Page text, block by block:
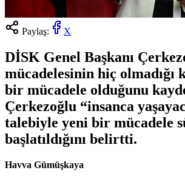
Paylaş: X
DİSK Genel Başkanı
mücadelesinin hiç
bir mücadele olduğunu
Çerkezoğlu “insanca
talebiyle yeni bir mücadele
başlatıldığını belirtti.
Havva Gümüşkaya